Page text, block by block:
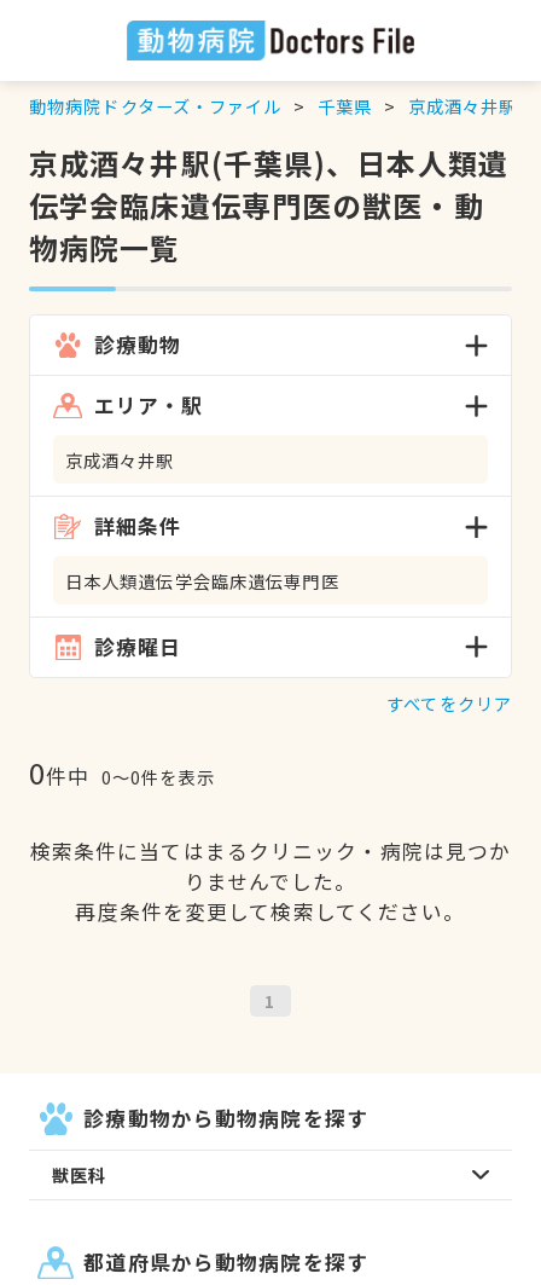
動物病院ドクターズ・ファイル 千葉県 京成酒々井駅
京成酒々井駅(千葉県)、日本人類遺
伝学会臨床遺伝専門医の獣医・動
物病院一覧
診療動物
エリア・駅
京成酒々井駅
詳細条件
日本人類遺伝学会臨床遺伝専門医
診療曜日
すべてをクリア
0件中 0〜0件を表示
検索条件に当てはまるクリニック・病院は見つか
りませんでした。
再度条件を変更して検索してください。
1
診療動物から動物病院を探す
獣医科
都道府県から動物病院を探す